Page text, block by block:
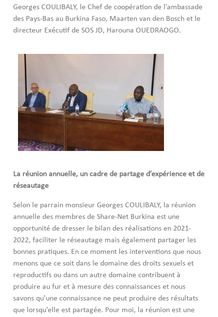
Georges COULIBALY, le Chef de coopération de l’ambassade
des Pays-Bas au Burkina Faso, Maarten van den Bosch et le
directeur Exécutif de SOS JD, Harouna OUEDRAOGO.
La réunion annuelle, un cadre de partage d’expérience et de
réseautage
Selon le parrain monsieur Georges COULIBALY, la réunion
annuelle des membres de Share-Net Burkina est une
opportunité de dresser le bilan des réalisations en 2021-
2022, faciliter le réseautage mais également partager les
bonnes pratiques. En ce moment les interventions que nous
menons que ce soit dans le domaine des droits sexuels et
reproductifs ou dans un autre domaine contribuent à
produire au fur et à mesure des connaissances et nous
savons qu’une connaissance ne peut produire des résultats
que lorsqu’elle est partagée. Pour moi, la réunion est une